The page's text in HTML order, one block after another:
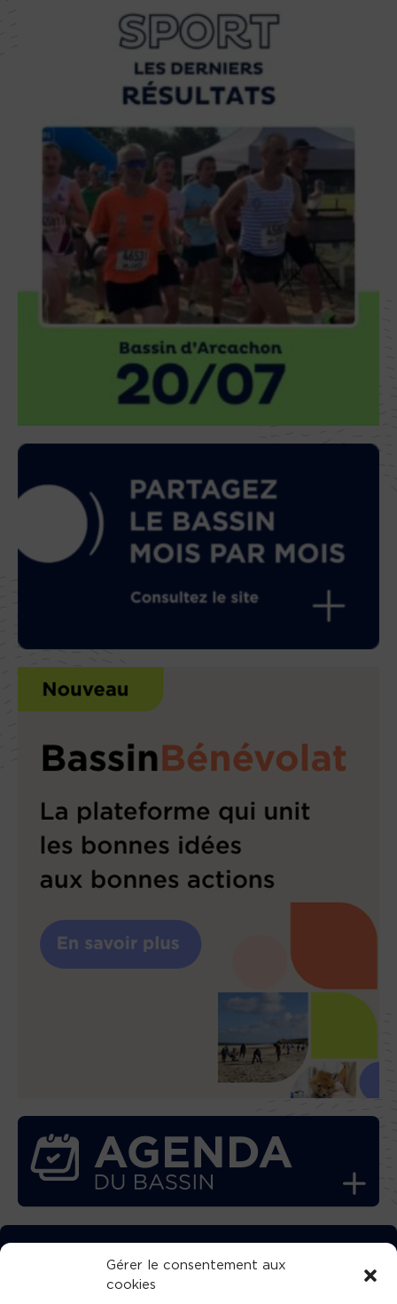
Gérer le consentement aux
cookies
TÉLÉCHARGEZ GRATUITEMENT
L’APPLICATION TVBA !